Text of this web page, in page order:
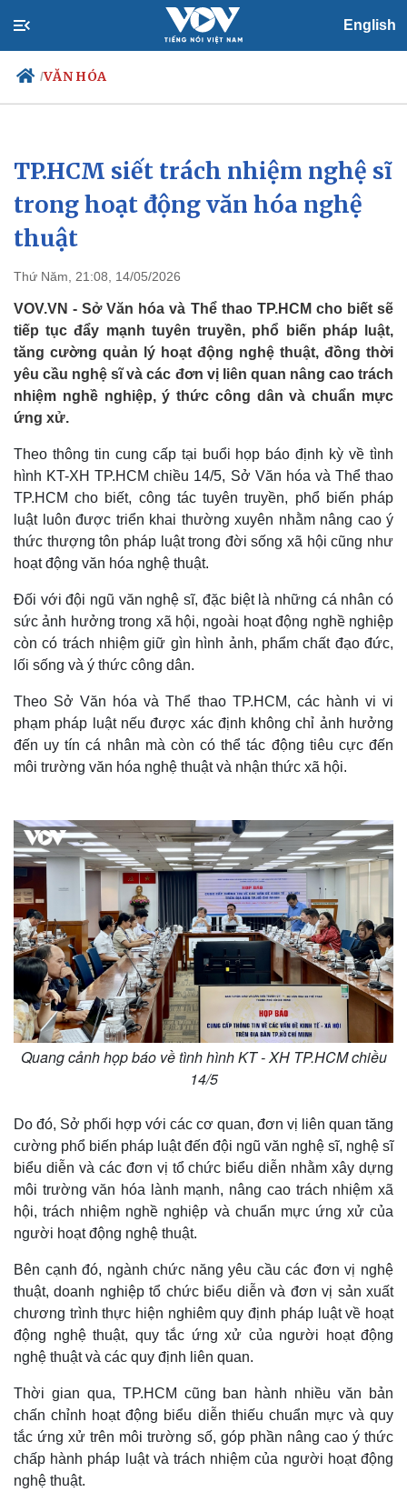
English
/VĂN HÓA
Chính trị
Tổ chức nhân sự
Quốc hội
Nhận diện sự thật
Xã hội
Tin 24h
Dự báo thời tiết
Thế giới
Quan sát
Cuộc sống đó đây
Hồ sơ
Multimedia
Video
Ảnh
E-Magazine
TP.HCM siết trách nhiệm nghệ sĩ
trong hoạt động văn hóa nghệ
thuật
Thứ Năm, 21:08, 14/05/2026
VOV.VN - Sở Văn hóa và Thể thao TP.HCM cho biết sẽ
tiếp tục đẩy mạnh tuyên truyền, phổ biến pháp luật,
tăng cường quản lý hoạt động nghệ thuật, đồng thời
yêu cầu nghệ sĩ và các đơn vị liên quan nâng cao trách
nhiệm nghề nghiệp, ý thức công dân và chuẩn mực
ứng xử.
Theo thông tin cung cấp tại buổi họp báo định kỳ về tình
hình KT-XH TP.HCM chiều 14/5, Sở Văn hóa và Thể thao
TP.HCM cho biết, công tác tuyên truyền, phổ biến pháp
luật luôn được triển khai thường xuyên nhằm nâng cao ý
thức thượng tôn pháp luật trong đời sống xã hội cũng như
hoạt động văn hóa nghệ thuật.
Đối với đội ngũ văn nghệ sĩ, đặc biệt là những cá nhân có
sức ảnh hưởng trong xã hội, ngoài hoạt động nghề nghiệp
còn có trách nhiệm giữ gìn hình ảnh, phẩm chất đạo đức,
lối sống và ý thức công dân.
Theo Sở Văn hóa và Thể thao TP.HCM, các hành vi vi
phạm pháp luật nếu được xác định không chỉ ảnh hưởng
đến uy tín cá nhân mà còn có thể tác động tiêu cực đến
môi trường văn hóa nghệ thuật và nhận thức xã hội.
Quang cảnh họp báo về tình hình KT - XH TP.HCM chiều
14/5
Do đó, Sở phối hợp với các cơ quan, đơn vị liên quan tăng
cường phổ biến pháp luật đến đội ngũ văn nghệ sĩ, nghệ sĩ
biểu diễn và các đơn vị tổ chức biểu diễn nhằm xây dựng
môi trường văn hóa lành mạnh, nâng cao trách nhiệm xã
hội, trách nhiệm nghề nghiệp và chuẩn mực ứng xử của
người hoạt động nghệ thuật.
Bên cạnh đó, ngành chức năng yêu cầu các đơn vị nghệ
thuật, doanh nghiệp tổ chức biểu diễn và đơn vị sản xuất
chương trình thực hiện nghiêm quy định pháp luật về hoạt
động nghệ thuật, quy tắc ứng xử của người hoạt động
nghệ thuật và các quy định liên quan.
Thời gian qua, TP.HCM cũng ban hành nhiều văn bản
chấn chỉnh hoạt động biểu diễn thiếu chuẩn mực và quy
tắc ứng xử trên môi trường số, góp phần nâng cao ý thức
chấp hành pháp luật và trách nhiệm của người hoạt động
nghệ thuật.